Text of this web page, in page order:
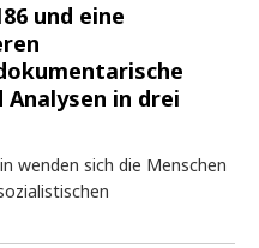
und eine
in drei
wenden sich die Menschen